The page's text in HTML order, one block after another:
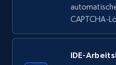
ID, Name, Country code,
Employees in linkedin,
3.5K+
CAPTCHA-
IDE-